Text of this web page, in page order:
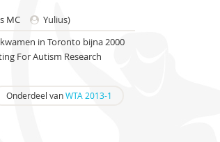
MC
Yulius)
in Toronto bijna 2000
For Autism Research
Onderdeel vanWTA 2013-1